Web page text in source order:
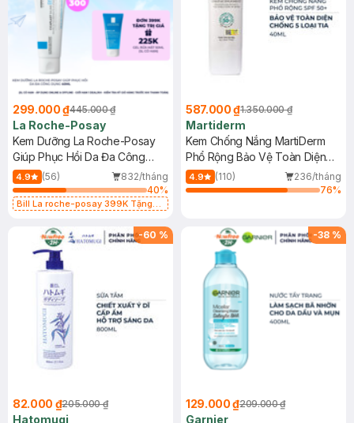
299.000 ₫445.000 ₫
La Roche-Posay
Kem Dưỡng La Roche-Posay
Giúp Phục Hồi Da Đa Công
Dụng 40ml
4.9 (56)
832/tháng
40%
Bill La roche-posay 399K Tặng
(SL có hạn)
587.000 ₫1.350.000 ₫
Martiderm
Kem Chống Nắng MartiDerm
Phổ Rộng Bảo Vệ Toàn Diện
40ml
4.9 (110)
236/tháng
76%
-60 %
82.000 ₫205.000 ₫
Hatomugi
-38 %
129.000 ₫209.000 ₫
Garnier